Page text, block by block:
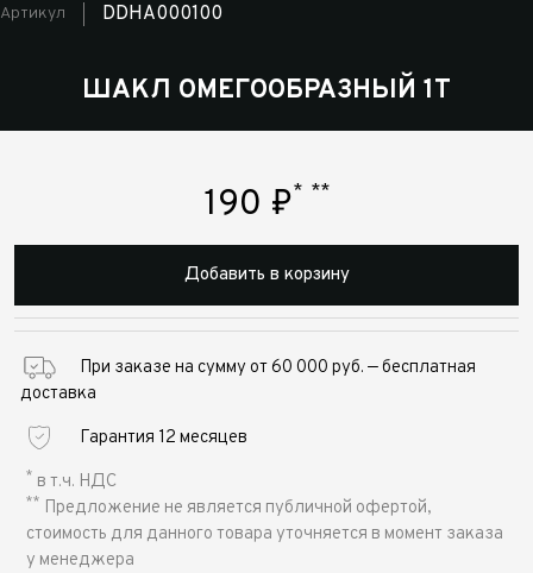
Артикул DDHA000100
ШАКЛ ОМЕГООБРАЗНЫЙ 1Т
190 ₽* **
Добавить в корзину
При заказе на сумму от 60 000 руб. — бесплатная
доставка
Гарантия 12 месяцев
* в т.ч. НДС
** Предложение не является публичной офертой,
стоимость для данного товара уточняется в момент заказа
у менеджера